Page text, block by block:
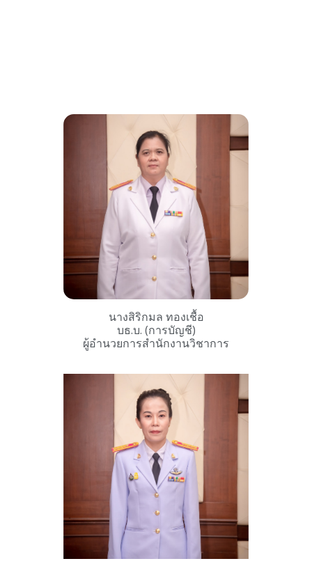
นางสิริกมล ทองเชื้อ
บธ.บ. (การบัญชี)
ผู้อำนวยการสำนักงานวิชาการ